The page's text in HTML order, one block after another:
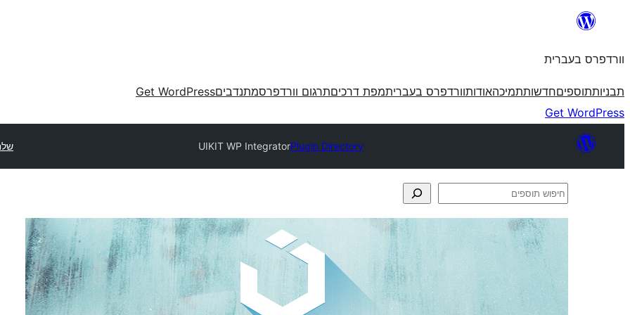
וורדפרס בעברית
תבניותתוספיםחדשותתמיכהאודותוורדפרס בעבריתמפת דרכיםתרגום וורדפרסמתנדביםGet WordPress
Get WordPress
Plugin Directory
UIKIT WP Integrator
חיפוש